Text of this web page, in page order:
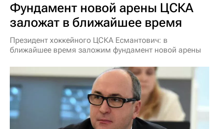
Фундамент новой арены ЦСКА
заложат в ближайшее время
Президент хоккейного ЦСКА Есмантович: в
ближайшее время заложим фундамент новой арены